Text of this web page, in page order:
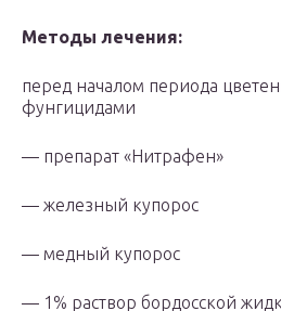
Методы лечения:
перед началом периода
фунгицидами
— препарат «Нитрафен»
— железный купорос
— медный купорос
— 1% раствор бордосской